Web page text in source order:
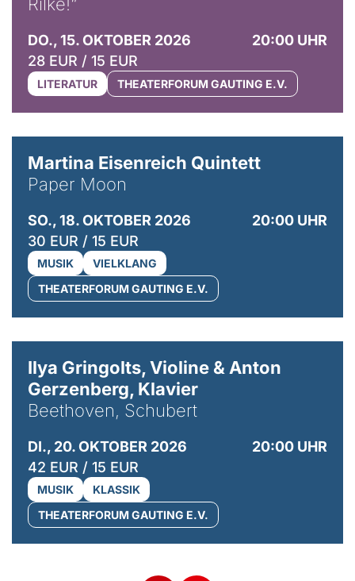
DO., 15. OKTOBER 2026
20:00 UHR
28 EUR / 15 EUR
LITERATUR THEATERFORUM GAUTING E.V.
Martina Eisenreich Quintett
Paper Moon
SO., 18. OKTOBER 2026
20:00 UHR
30 EUR / 15 EUR
MUSIK
VIELKLANG
THEATERFORUM GAUTING E.V.
Ilya Gringolts, Violine & Anton
Gerzenberg, Klavier
Beethoven, Schubert
DI., 20. OKTOBER 2026
20:00 UHR
42 EUR / 15 EUR
MUSIK
KLASSIK
THEATERFORUM GAUTING E.V.